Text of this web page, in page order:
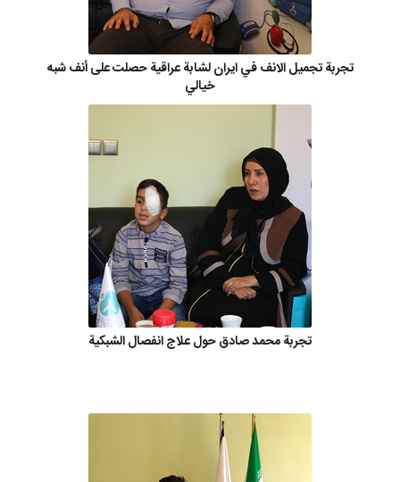
تجربة تجميل الانف في ايران لشابة عراقية حصلت على أنف شبه
خيالي
تجربة محمد صادق حول علاج انفصال الشبكية